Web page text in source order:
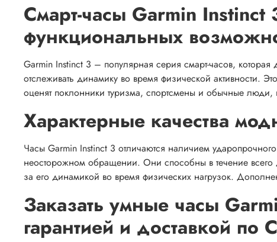
Смарт-часы Garmin Instinct
функциональных
Garmin Instinct 3 – популярная серия смарт-часов, которая
отслеживать динамику во время физической активности.
оценят поклонники туризма, спортсмены и обычные
Характерные качества
Часы Garmin Instinct 3 отличаются наличием
неосторожном обращении. Они способны в течение всего
за его динамикой во время физических нагрузок.
Заказать умные часы
гарантией и доставкой по